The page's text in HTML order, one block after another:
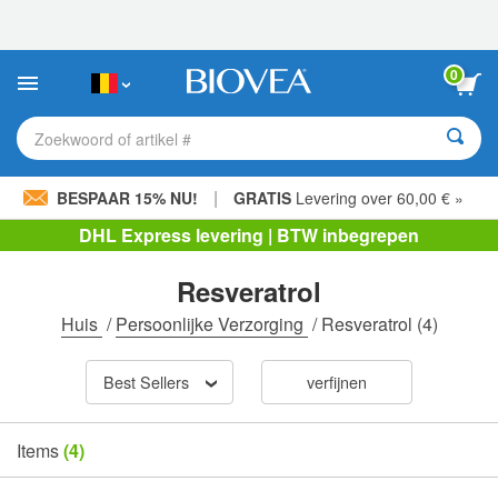
Deze
bevat
toegankelijkheidssysteem.
0
Zoekwoord of artikel #
BESPAAR 15% NU! | GRATIS Levering over 60,00 € »
DHL Express levering | BTW inbegrepen
Resveratrol
Huis /Persoonlijke Verzorging /Resveratrol (4)
Best Sellers verfijnen
Items(4)